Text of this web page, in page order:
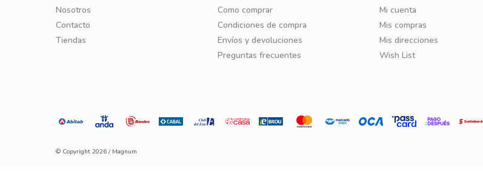
Nosotros
Contacto
Tiendas
Como comprar
Condiciones de compra
Envíos y devoluciones
Preguntas frecuentes
Mi cuenta
Mis compras
Mis direcciones
Wish List
© Copyright 2026 / Magnum